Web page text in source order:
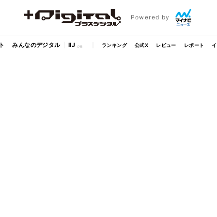
Powered by
みんなのデジタル IIJ ランキング 公式X レビュー レポート